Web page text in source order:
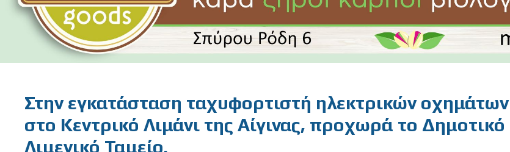
Στην εγκατάσταση ταχυφορτιστή ηλεκτρικών οχημάτων
στο Κεντρικό Λιμάνι της Αίγινας, προχωρά το Δημοτικό
Λιμενικό Ταμείο.